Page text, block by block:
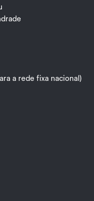
a rede fixa nacional)